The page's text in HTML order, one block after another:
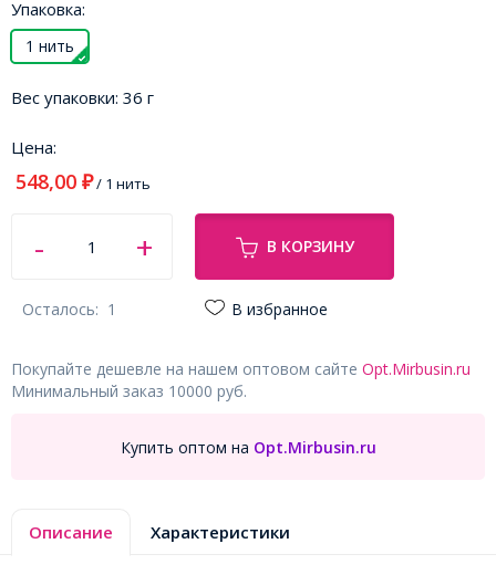
Упаковка:
1 нить
Вес упаковки: 36 г
Цена:
548,00 ₽/ 1 нить
В КОРЗИНУ
Осталось: 1 В избранное
Покупайте дешевле на нашем оптовом сайте Opt.Mirbusin.ru
Минимальный заказ 10000 руб.
Купить оптом на Opt.Mirbusin.ru
Описание Характеристики